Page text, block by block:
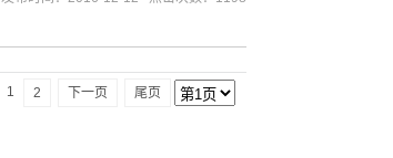
1 2 下一页 尾页